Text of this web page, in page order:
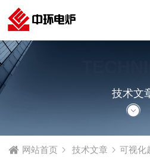
技术文
网站首页 技术文章 可视化超高